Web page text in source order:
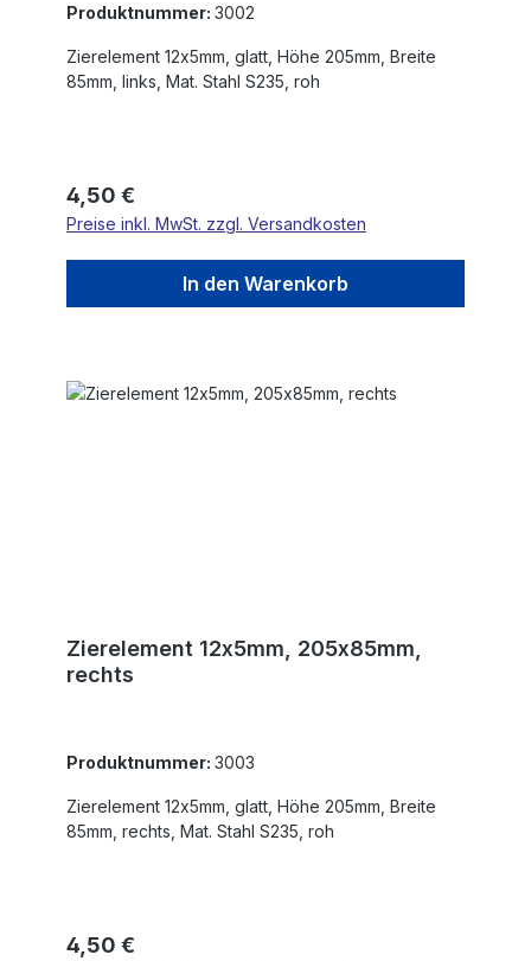
Produktnummer: 3002
Zierelement 12x5mm, glatt, Höhe 205mm, Breite
85mm, links, Mat. Stahl S235, roh
Regulärer Preis:
4,50 €
Preise inkl. MwSt. zzgl. Versandkosten
In den Warenkorb
Zierelement 12x5mm, 205x85mm,
rechts
Produktnummer: 3003
Zierelement 12x5mm, glatt, Höhe 205mm, Breite
85mm, rechts, Mat. Stahl S235, roh
Regulärer Preis:
4,50 €